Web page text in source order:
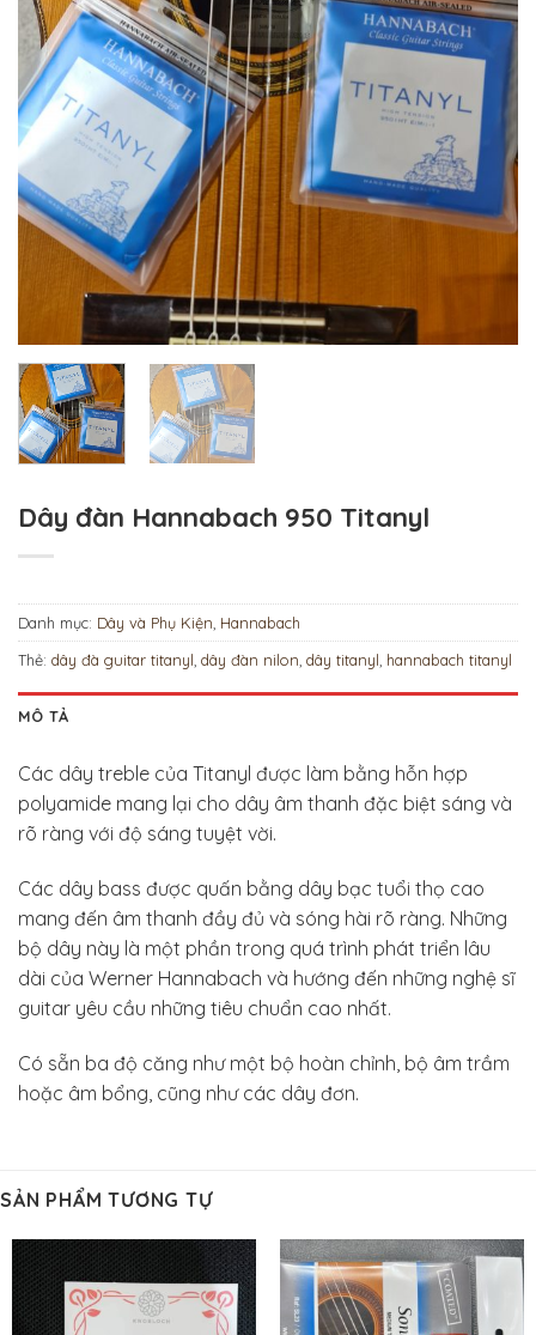
Dây đàn Hannabach 950 Titanyl
Danh mục: Dây và Phụ Kiện Hannabach
Thẻ: dây đà guitar titanyl dây đàn nilon dây titanyl hannabach titanyl
MÔ TẢ
Các dây treble của Titanyl được làm bằng hỗn hợp
polyamide mang lại cho dây âm thanh đặc biệt sáng và
rõ ràng với độ sáng tuyệt vời.
Các dây bass được quấn bằng dây bạc tuổi thọ cao
mang đến âm thanh đầy đủ và sóng hài rõ ràng. Những
bộ dây này là một phần trong quá trình phát triển lâu
dài của Werner Hannabach và hướng đến những nghệ sĩ
guitar yêu cầu những tiêu chuẩn cao nhất.
Có sẵn ba độ căng như một bộ hoàn chỉnh, bộ âm trầm
hoặc âm bổng, cũng như các dây đơn.
SẢN PHẨM TƯƠNG TỰ